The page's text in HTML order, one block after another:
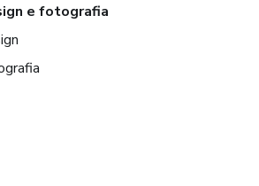
e fotografia